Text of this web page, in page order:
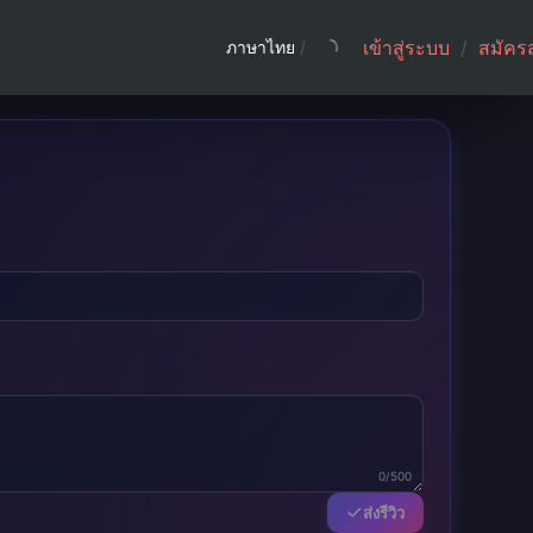
ภาษาไทย / เข้าสู่ระบบ / สมัคร
0/500
ส่งรีวิว